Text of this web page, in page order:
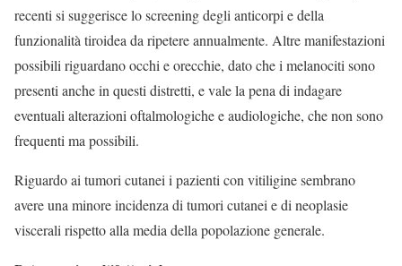
recenti si suggerisce lo screening degli anticorpi e della
funzionalità tiroidea da ripetere annualmente. Altre manifestazioni
possibili riguardano occhi e orecchie, dato che i melanociti sono
presenti anche in questi distretti, e vale la pena di indagare
eventuali alterazioni oftalmologiche e audiologiche, che non sono
frequenti ma possibili.
Riguardo ai tumori cutanei i pazienti con vitiligine sembrano
avere una minore incidenza di tumori cutanei e di neoplasie
viscerali rispetto alla media della popolazione generale.